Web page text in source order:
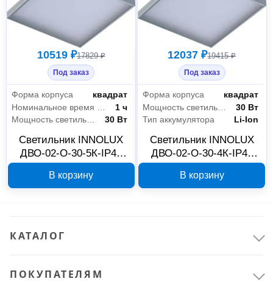
10519 ₽17829 ₽
Под заказ
Форма корпуса
квадрат
1 ч
Мощность светильника
30 Вт
Светильник INNOLUX
ДВО-02-О-30-5К-IP40
В корзину
12037 ₽19415 ₽
Под заказ
Форма корпуса
квадрат
Мощность светильника
30 Вт
Тип аккумулятора
Li-Ion
Светильник INNOLUX
ДВО-02-О-30-4К-IP40
В корзину
КАТАЛОГ
ПОКУПАТЕЛЯМ